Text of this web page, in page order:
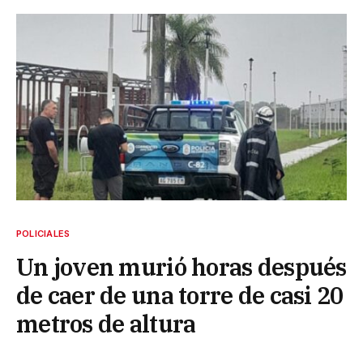
POLICIALES
Un joven murió horas después
de caer de una torre de casi 20
metros de altura